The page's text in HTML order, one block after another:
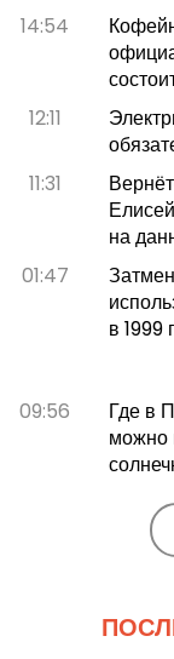
14:54
12:11
11:31
на
01:47
в 1999
09:56
Где в
можно